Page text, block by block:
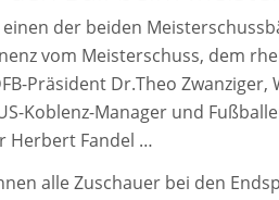
einen der beiden
vom Meisterschuss, dem
Präsident Dr.Theo
Koblenz-Manager und
Herbert Fandel …
alle Zuschauer bei den